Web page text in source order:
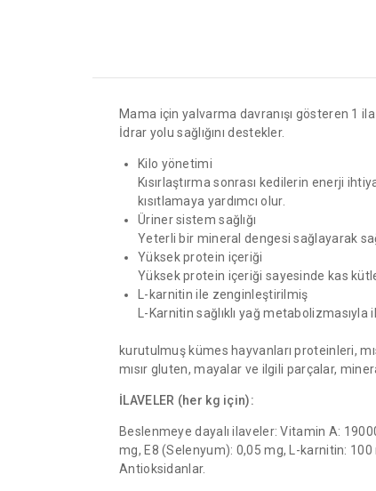
Mama için yalvarma davranışı gösteren 1
İdrar yolu sağlığını destekler.
Kilo yönetimi
Kısırlaştırma sonrası kedilerin enerji
kısıtlamaya yardımcı olur.
Üriner sistem sağlığı
Yeterli bir mineral dengesi sağlayarak
Yüksek protein içeriği
Yüksek protein içeriği sayesinde kas
L-karnitin ile zenginleştirilmiş
L-Karnitin sağlıklı yağ metabolizmasıyla
kurutulmuş kümes hayvanları proteinleri,
mısır gluten, mayalar ve ilgili parçalar,
İLAVELER (her kg için):
Beslenmeye dayalı ilaveler: Vitamin A:
mg, E8 (Selenyum): 0,05 mg, L-karnitin:
Antioksidanlar.